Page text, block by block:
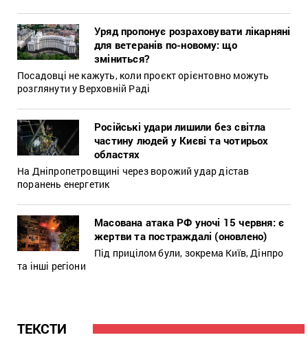
Уряд пропонує розраховувати лікарняні
для ветеранів по-новому: що
зміниться?
Посадовці не кажуть, коли проєкт орієнтовно можуть
розглянути у Верховній Раді
Російські удари лишили без світла
частину людей у Києві та чотирьох
областях
На Дніпропетровщині через ворожий удар дістав
поранень енергетик
Масована атака РФ уночі 15 червня: є
жертви та постраждалі (оновлено)
Під прицілом були, зокрема Київ, Дінпро
та інші регіони
ТЕКСТИ